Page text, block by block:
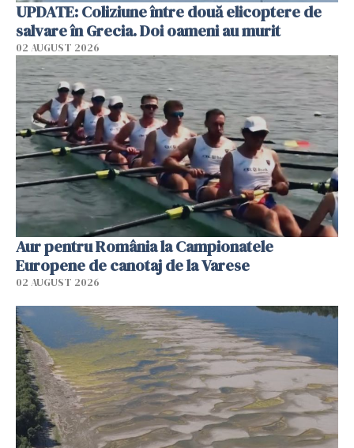
UPDATE: Coliziune între două elicoptere de
salvare în Grecia. Doi oameni au murit
02 AUGUST 2026
Aur pentru România la Campionatele
Europene de canotaj de la Varese
02 AUGUST 2026